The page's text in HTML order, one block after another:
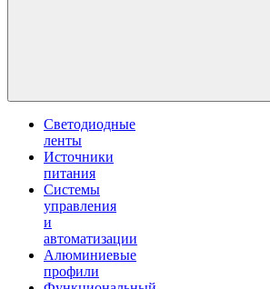
Светодиодные
ленты
Источники
питания
Системы
управления
и
автоматизации
Алюминиевые
профили